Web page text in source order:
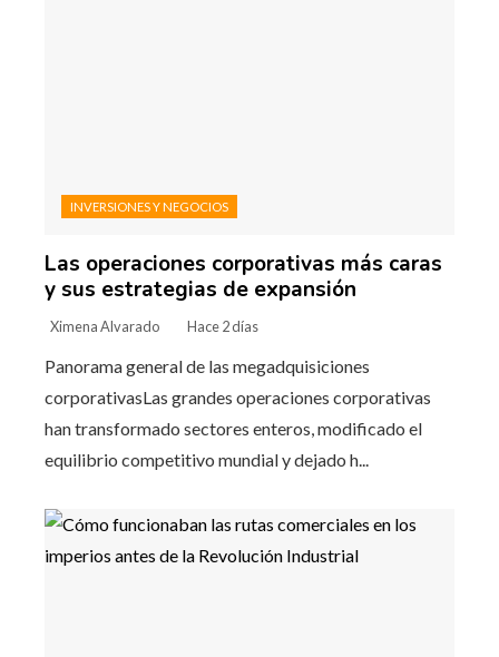
INVERSIONES Y NEGOCIOS
Las operaciones corporativas más caras
y sus estrategias de expansión
Ximena Alvarado Hace 2 días
Panorama general de las megadquisiciones
corporativasLas grandes operaciones corporativas
han transformado sectores enteros, modificado el
equilibrio competitivo mundial y dejado h...